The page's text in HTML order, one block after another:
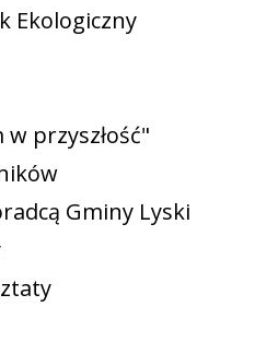
Ekologiczny
przyszłość"
Gminy Lyski